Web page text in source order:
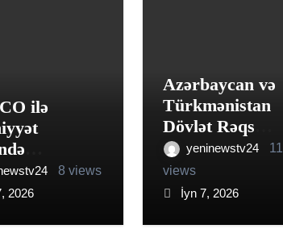
ilə
yeni
8 views
2026
Azərbaycan və
Türkmənistan
Dövlət Rəqs
ansambllarının
birgə konserti
keçirilib
yeninewstv24
11
views
İyn 7, 2026